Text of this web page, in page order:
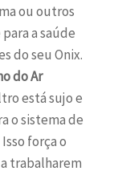
ou outros
a saúde
do seu Onix.
do Ar
está sujo e
o sistema de
força o
trabalharem